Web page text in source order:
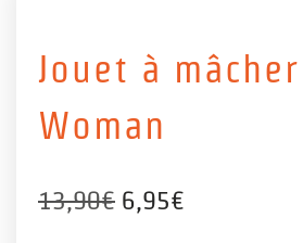
Jouet à
Woman
13,90€ 6,95€